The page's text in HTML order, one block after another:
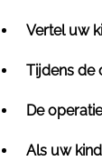
Vertel uw
Tijdens de
De
Als uw